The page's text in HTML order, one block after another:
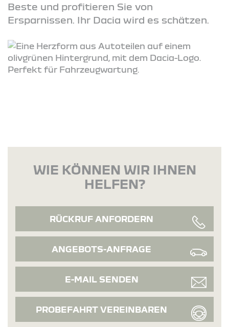
Beste und profitieren Sie von
Ersparnissen. Ihr Dacia wird es schätzen.
WIE KÖNNEN WIR IHNEN
HELFEN?
RÜCKRUF ANFORDERN
ANGEBOTS-ANFRAGE
E-MAIL SENDEN
PROBEFAHRT VEREINBAREN